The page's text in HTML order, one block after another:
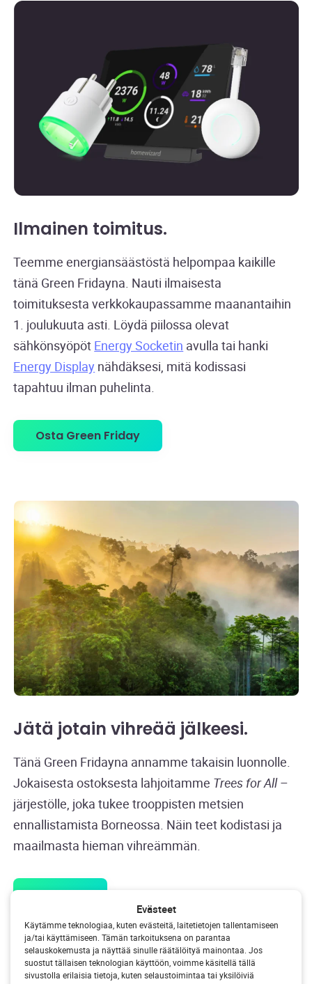
Evästeet
Käytämme teknologiaa, kuten evästeitä, laitetietojen tallentamiseen
ja/tai käyttämiseen. Tämän tarkoituksena on parantaa
selauskokemusta ja näyttää sinulle räätälöityä mainontaa. Jos
suostut tällaisen teknologian käyttöön, voimme käsitellä tällä
sivustolla erilaisia tietoja, kuten selaustoimintaa tai yksilöiviä
Ilmainen toimitus.
Teemme energiansäästöstä helpompaa kaikille
tänä Green Fridayna. Nauti ilmaisesta
toimituksesta verkkokaupassamme maanantaihin
1. joulukuuta asti. Löydä piilossa olevat
sähkönsyöpöt Energy Socketin avulla tai hanki
Energy Display nähdäksesi, mitä kodissasi
tapahtuu ilman puhelinta.
Osta Green Friday
Jätä jotain vihreää jälkeesi.
Tänä Green Fridayna annamme takaisin luonnolle.
Jokaisesta ostoksesta lahjoitamme Trees for All–
järjestölle, joka tukee trooppisten metsien
ennallistamista Borneossa. Näin teet kodistasi ja
maailmasta hieman vihreämmän.
Osta nyt
Usein kysytyt kysymykset.